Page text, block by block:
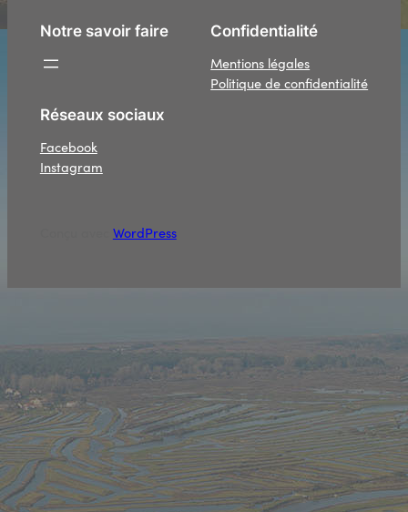
Notre savoir faire
Confidentialité
Mentions légales
Politique de confidentialité
Réseaux sociaux
Facebook
Instagram
WordPress